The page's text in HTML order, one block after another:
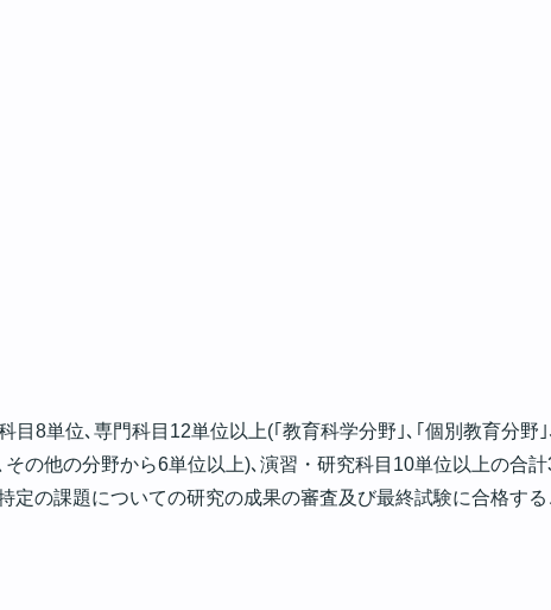
目8単位､専門科目12単位以上(｢教育科学分野｣､｢個別教育分野
の他の分野から6単位以上)､演習・研究科目10単位以上の合
定の課題についての研究の成果の審査及び最終試験に合格する